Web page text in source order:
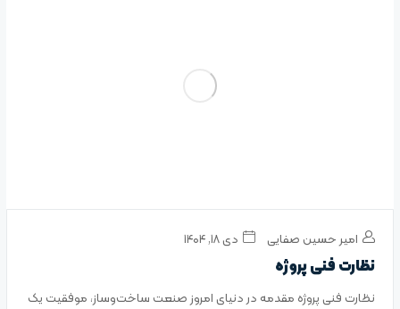
امیر حسین صفایی دی ۱۸, ۱۴۰۴
نظارت فنی پروژه
نظارت فنی پروژه مقدمه در دنیای امروز صنعت ساخت‌وساز، موفقیت یک